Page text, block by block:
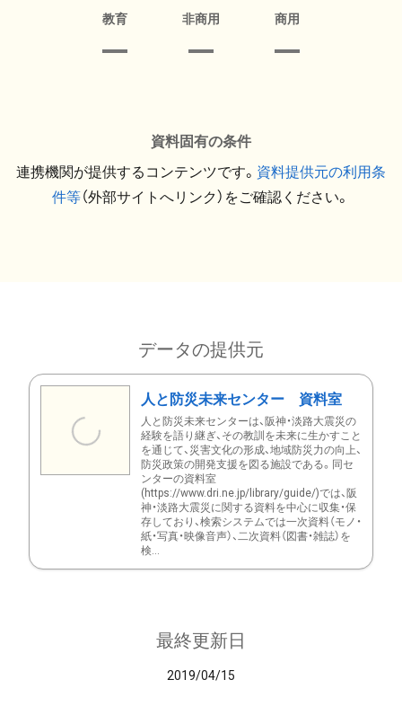
教育 非商用 商用
資料固有の条件
連携機関が提供するコンテンツです。 資料提供元の利用条
件等（外部サイトへリンク）をご確認ください。
データの提供元
人と防災未来センター 資料室
人と防災未来センターは、阪神・淡路大震災の
経験を語り継ぎ、その教訓を未来に生かすこと
を通じて、災害文化の形成、地域防災力の向上、
防災政策の開発支援を図る施設である。同セ
ンターの資料室
(https://www.dri.ne.jp/library/guide/)では、阪
神・淡路大震災に関する資料を中心に収集・保
存しており、検索システムでは一次資料（モノ・
紙・写真・映像音声）、二次資料（図書・雑誌）を
検...
最終更新日
2019/04/15